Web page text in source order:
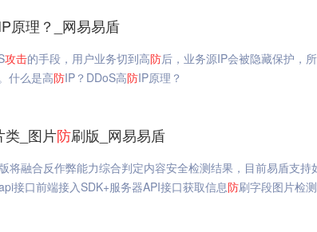
原理？_网易易盾
攻击的手段，用户业务切到高防后，业务源IP会被隐藏保护，
什么是高防IP？DDoS高防IP原理？
类_图片防刷版_网易易盾
将融合反作弊能力综合判定内容安全检测结果，目前易盾支持
接口前端接入SDK+服务器API接口获取信息防刷字段图片检